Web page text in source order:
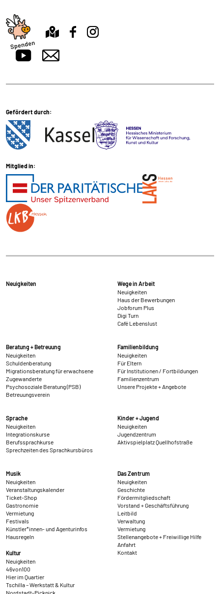
Gefördert durch:
Mitglied in:
Neuigkeiten
Wege in Arbeit
Neuigkeiten
Haus der Bewerbungen
Jobforum Plus
Digi Turn
Café Lebenslust
Beratung + Betreuung
Neuigkeiten
Schuldenberatung
Migrationsberatung für erwachsene
Zugewanderte
Psychosoziale Beratung (PSB)
Betreuungsverein
Familienbildung
Neuigkeiten
Für Eltern
Für Institutionen / Fortbildungen
Familienzentrum
Unsere Projekte + Angebote
Sprache
Neuigkeiten
Integrationskurse
Berufssprachkurse
Sprechzeiten des Sprachkursbüros
Kinder + Jugend
Neuigkeiten
Jugendzentrum
Aktivspielplatz Quellhofstraße
Musik
Neuigkeiten
Veranstaltungskalender
Ticket-Shop
Gastronomie
Vermietung
Festivals
Künstler*innen- und Agenturinfos
Hausregeln
Kultur
Neuigkeiten
46von100
Hier im Quartier
Tschilla – Werkstatt & Kultur
Nordstadt-Picknick
Das Zentrum
Neuigkeiten
Geschichte
Fördermitgliedschaft
Vorstand + Geschäftsführung
Leitbild
Verwaltung
Vermietung
Stellenangebote + Freiwillige Hilfe
Anfahrt
Kontakt